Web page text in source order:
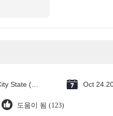
Oct
도움이 됨 (123)